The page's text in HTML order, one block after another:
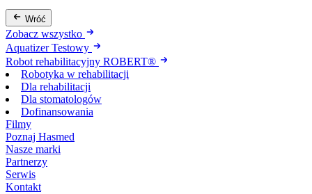
Wróć
Zobacz wszystko
Aquatizer Testowy
Robot rehabilitacyjny ROBERT®
Robotyka w rehabilitacji
Dla rehabilitacji
Dla stomatologów
Dofinansowania
Filmy
Poznaj Hasmed
Nasze marki
Partnerzy
Serwis
Kontakt